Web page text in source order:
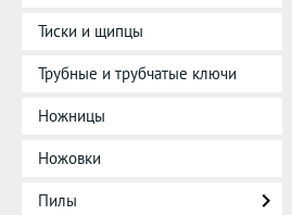
Тиски и щипцы
Трубные и трубчатые ключи
Ножницы
Ножовки
Пилы